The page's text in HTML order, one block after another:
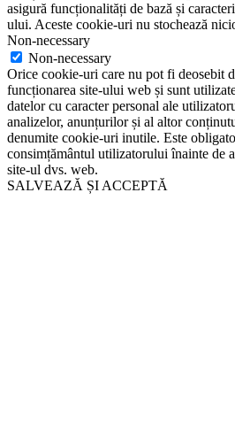
asigură funcționalități de bază și
ului. Aceste cookie-uri nu stochează
Non-necessary
Non-necessary
Orice cookie-uri care nu pot fi deosebit
funcționarea site-ului web și sunt
datelor cu caracter personal ale
analizelor, anunțurilor și al altor
denumite cookie-uri inutile. Este
consimțământul utilizatorului înainte de
site-ul dvs. web.
SALVEAZĂ ȘI ACCEPTĂ